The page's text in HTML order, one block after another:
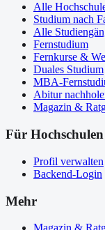
Alle
Studium nach
Alle
Fernstudium
Fernkurse &
Duales Studium
MBA-
Abitur
Magazin &
Für Hochschulen
Profil verwalten
Backend-Login
Mehr